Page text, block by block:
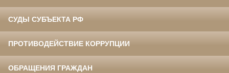
СУДЫ СУБЪЕКТА РФ
ПРОТИВОДЕЙСТВИЕ КОРРУПЦИИ
ОБРАЩЕНИЯ ГРАЖДАН